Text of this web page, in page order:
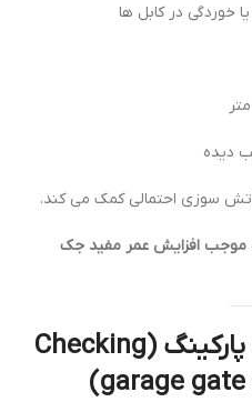
خوردگی در کابل ها
دیده
آتش سوزی احتمالی کمک می کند.
موجب افزایش عمر مفید جک
چک کردن چشمی جک پارکینگ (Checking
garage gate